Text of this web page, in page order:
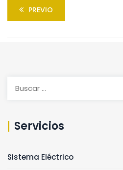
PREVIO
Servicios
Sistema Eléctrico